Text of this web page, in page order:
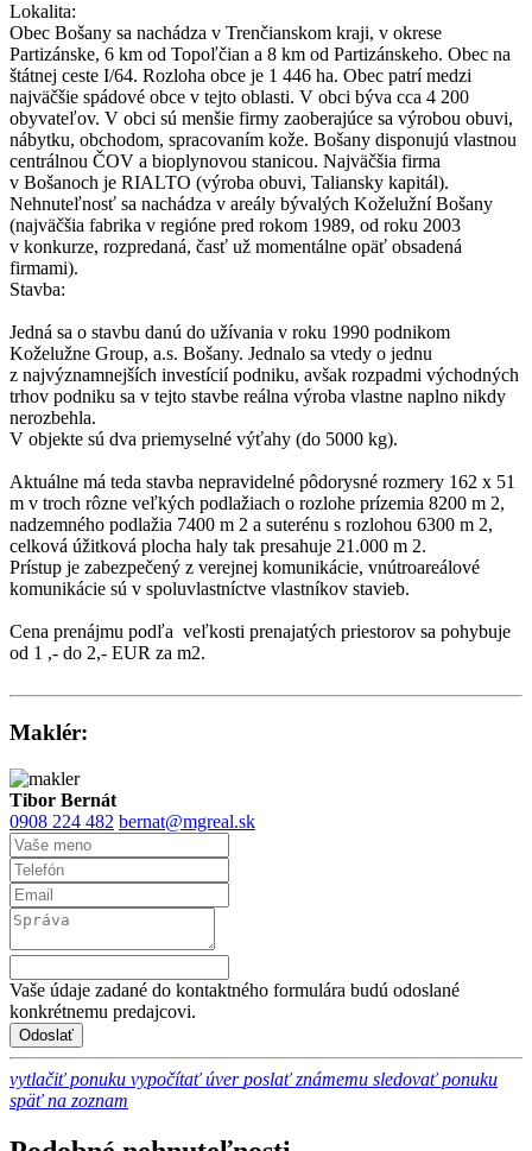
Lokalita:
Obec Bošany sa nachádza v Trenčianskom kraji, v okrese
Partizánske, 6 km od Topoľčian a 8 km od Partizánskeho. Obec na
štátnej ceste I/64. Rozloha obce je 1 446 ha. Obec patrí medzi
najväčšie spádové obce v tejto oblasti. V obci býva cca 4 200
obyvateľov. V obci sú menšie firmy zaoberajúce sa výrobou obuvi,
nábytku, obchodom, spracovaním kože. Bošany disponujú vlastnou
centrálnou ČOV a bioplynovou stanicou. Najväčšia firma
v Bošanoch je RIALTO (výroba obuvi, Taliansky kapitál).
Nehnuteľnosť sa nachádza v areály bývalých Koželužní Bošany
(najväčšia fabrika v regióne pred rokom 1989, od roku 2003
v konkurze, rozpredaná, časť už momentálne opäť obsadená
firmami).
Stavba:
Jedná sa o stavbu danú do užívania v roku 1990 podnikom
Koželužne Group, a.s. Bošany. Jednalo sa vtedy o jednu
z najvýznamnejších investícií podniku, avšak rozpadmi východných
trhov podniku sa v tejto stavbe reálna výroba vlastne naplno nikdy
nerozbehla.
V objekte sú dva priemyselné výťahy (do 5000 kg).
Aktuálne má teda stavba nepravidelné pôdorysné rozmery 162 x 51
m v troch rôzne veľkých podlažiach o rozlohe prízemia 8200 m 2,
nadzemného podlažia 7400 m 2 a suterénu s rozlohou 6300 m 2,
celková úžitková plocha haly tak presahuje 21.000 m 2.
Prístup je zabezpečený z verejnej komunikácie, vnútroareálové
komunikácie sú v spoluvlastníctve vlastníkov stavieb.
Cena prenájmu podľa veľkosti prenajatých priestorov sa pohybuje
od 1 ,- do 2,- EUR za m2.
Maklér:
Tibor Bernát
0908 224 482 bernat@mgreal.sk
Vaše údaje zadané do kontaktného formulára budú odoslané
konkrétnemu predajcovi.
vytlačiť ponuku vypočítať úver poslať známemu sledovať ponuku
späť na zoznam